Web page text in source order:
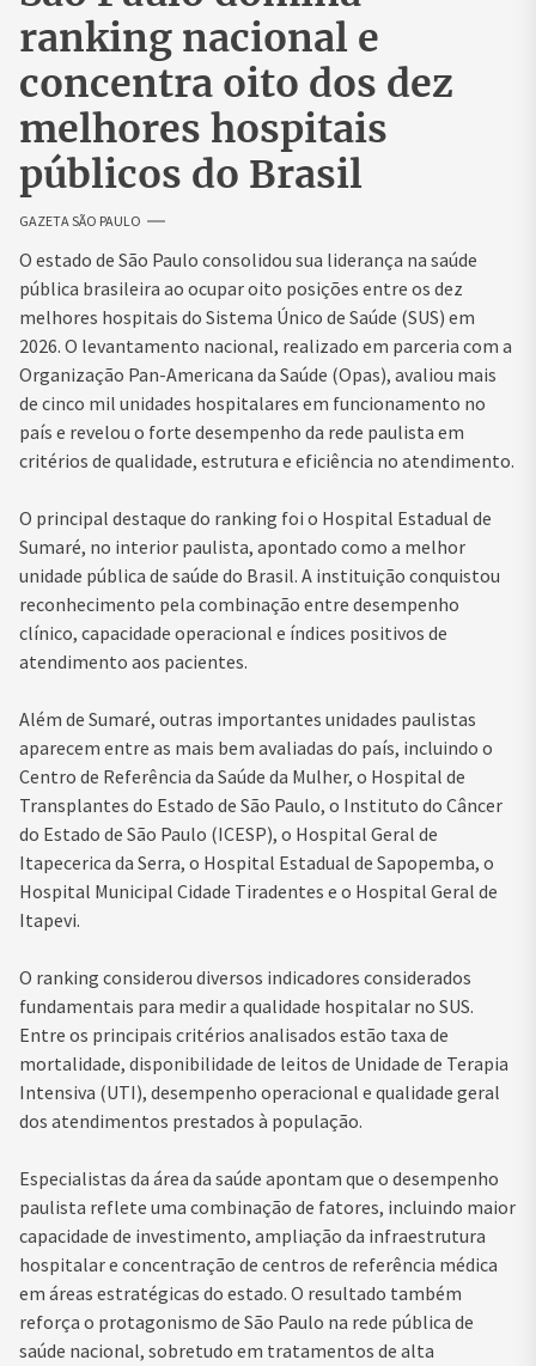
ranking nacional e
concentra oito dos dez
melhores hospitais
públicos do Brasil
GAZETA SÃO PAULO
O estado de São Paulo consolidou sua liderança na saúde
pública brasileira ao ocupar oito posições entre os dez
melhores hospitais do Sistema Único de Saúde (SUS) em
2026. O levantamento nacional, realizado em parceria com a
Organização Pan-Americana da Saúde (Opas), avaliou mais
de cinco mil unidades hospitalares em funcionamento no
país e revelou o forte desempenho da rede paulista em
critérios de qualidade, estrutura e eficiência no atendimento.
O principal destaque do ranking foi o Hospital Estadual de
Sumaré, no interior paulista, apontado como a melhor
unidade pública de saúde do Brasil. A instituição conquistou
reconhecimento pela combinação entre desempenho
clínico, capacidade operacional e índices positivos de
atendimento aos pacientes.
Além de Sumaré, outras importantes unidades paulistas
aparecem entre as mais bem avaliadas do país, incluindo o
Centro de Referência da Saúde da Mulher, o Hospital de
Transplantes do Estado de São Paulo, o Instituto do Câncer
do Estado de São Paulo (ICESP), o Hospital Geral de
Itapecerica da Serra, o Hospital Estadual de Sapopemba, o
Hospital Municipal Cidade Tiradentes e o Hospital Geral de
Itapevi.
O ranking considerou diversos indicadores considerados
fundamentais para medir a qualidade hospitalar no SUS.
Entre os principais critérios analisados estão taxa de
mortalidade, disponibilidade de leitos de Unidade de Terapia
Intensiva (UTI), desempenho operacional e qualidade geral
dos atendimentos prestados à população.
Especialistas da área da saúde apontam que o desempenho
paulista reflete uma combinação de fatores, incluindo maior
capacidade de investimento, ampliação da infraestrutura
hospitalar e concentração de centros de referência médica
em áreas estratégicas do estado. O resultado também
reforça o protagonismo de São Paulo na rede pública de
saúde nacional, sobretudo em tratamentos de alta